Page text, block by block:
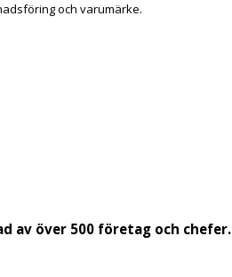
och varumärke.
av över 500 företag och chefer.